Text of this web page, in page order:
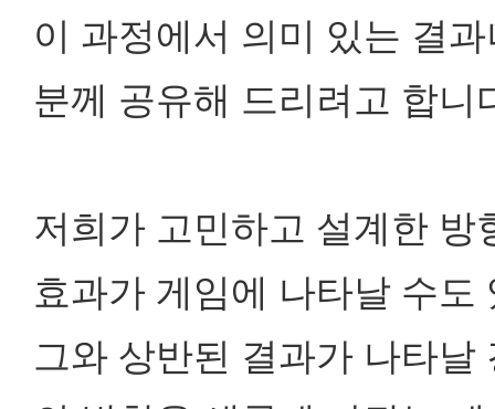
이 과정에서 의미 있는 결
분께 공유해 드리려고 합니
저희가 고민하고 설계한
효과가 게임에 나타날 수도
그와 상반된 결과가 나타